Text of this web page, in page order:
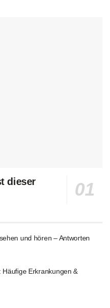
dieser
und hören – Antworten
Erkrankungen &